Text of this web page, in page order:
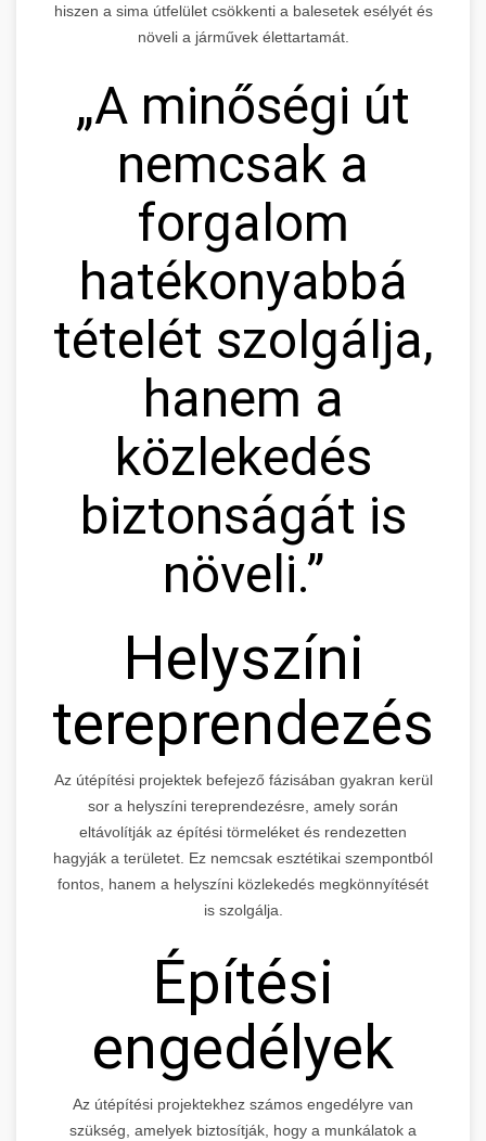
hiszen a sima útfelület csökkenti a balesetek esélyét és
növeli a járművek élettartamát.
„A minőségi út
nemcsak a
forgalom
hatékonyabbá
tételét szolgálja,
hanem a
közlekedés
biztonságát is
növeli.”
Helyszíni
tereprendezés
Az útépítési projektek befejező fázisában gyakran kerül
sor a helyszíni tereprendezésre, amely során
eltávolítják az építési törmeléket és rendezetten
hagyják a területet. Ez nemcsak esztétikai szempontból
fontos, hanem a helyszíni közlekedés megkönnyítését
is szolgálja.
Építési
engedélyek
Az útépítési projektekhez számos engedélyre van
szükség, amelyek biztosítják, hogy a munkálatok a